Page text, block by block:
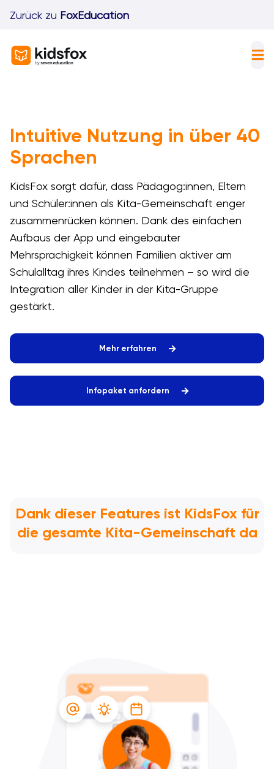
Zurück zu FoxEducation
Intuitive Nutzung in über 40
Sprachen
KidsFox sorgt dafür, dass Pädagog:innen, Eltern
und Schüler:innen als Kita-Gemeinschaft enger
zusammenrücken können. Dank des einfachen
Aufbaus der App und eingebauter
Mehrsprachigkeit können Familien aktiver am
Schulalltag ihres Kindes teilnehmen – so wird die
Integration aller Kinder in der Kita-Gruppe
gestärkt.
Mehr erfahren
Infopaket anfordern
Dank dieser Features ist KidsFox für
die gesamte Kita-Gemeinschaft da